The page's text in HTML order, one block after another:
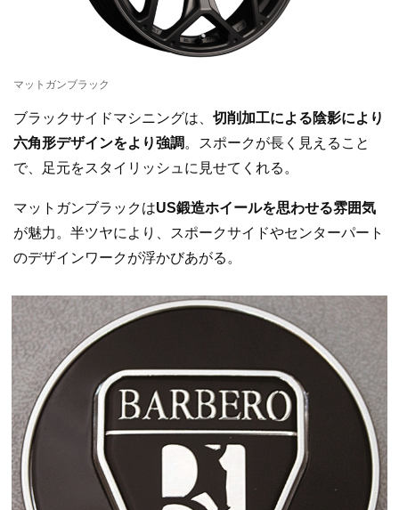
マットガンブラック
ブラックサイドマシニングは、 切削加工による陰影により
六角形デザインをより強調 。スポークが長く見えること
で、足元をスタイリッシュに見せてくれる。
マットガンブラックはUS鍛造ホイールを思わせる雰囲気
が魅力。半ツヤにより、スポークサイドやセンターパート
のデザインワークが浮かびあがる。